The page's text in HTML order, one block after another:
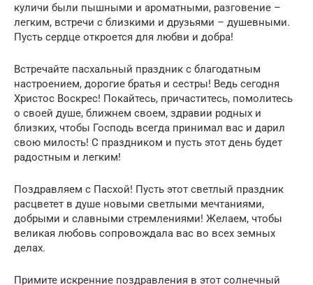
куличи были пышными и ароматными, разговение –
легким, встречи с близкими и друзьями – душевными.
Пусть сердце откроется для любви и добра!
Встречайте пасхальный праздник с благодатным
настроением, дорогие братья и сестры! Ведь сегодня
Христос Воскрес! Покайтесь, причаститесь, помолитесь
о своей душе, ближнем своем, здравии родных и
близких, чтобы Господь всегда принимал вас и дарил
свою милость! С праздником и пусть этот день будет
радостным и легким!
Поздравляем с Пасхой! Пусть этот светлый праздник
расцветет в душе новыми светлыми мечтаниями,
добрыми и славными стремлениями! Желаем, чтобы
великая любовь сопровождала вас во всех земных
делах.
Примите искренние поздравления в этот солнечный